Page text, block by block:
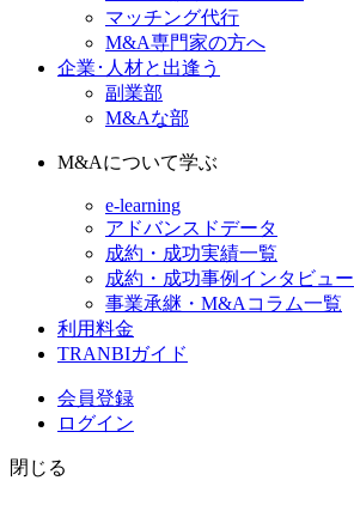
マッチング代行
M&A専門家の方へ
企業･人材と出逢う
副業部
M&Aな部
M&Aについて学ぶ
e-learning
アドバンスドデータ
成約・成功実績一覧
成約・成功事例インタビュー
事業承継・M&Aコラム一覧
利用料金
TRANBIガイド
会員登録
ログイン
閉じる